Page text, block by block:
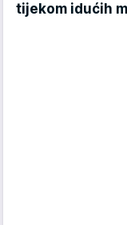
tijekom idućih